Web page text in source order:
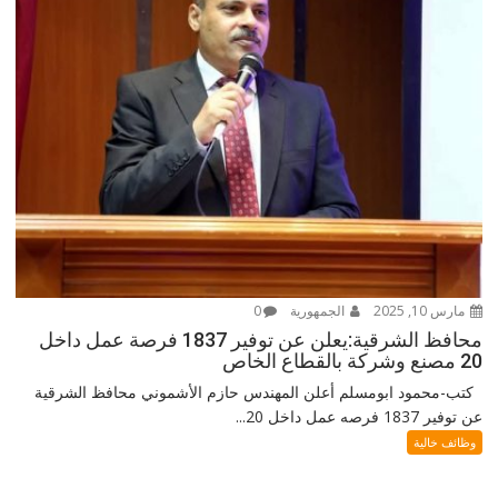
مارس 10, 2025 الجمهورية 0
محافظ الشرقية:يعلن عن توفير 1837 فرصة عمل داخل
20 مصنع وشركة بالقطاع الخاص
كتب-محمود ابومسلم أعلن المهندس حازم الأشموني محافظ الشرقية
عن توفير 1837 فرصه عمل داخل 20...
وظائف خالية